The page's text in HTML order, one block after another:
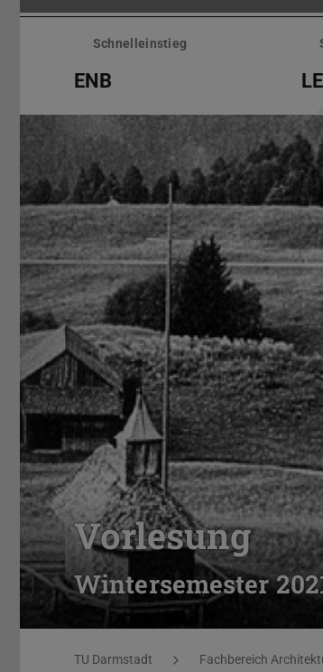
Menü
überspringenSchnelleinstieg
ENB
Vorlesung
Wintersemester
Sie befinden sich hier:
TU Darmstadt Fachbereich